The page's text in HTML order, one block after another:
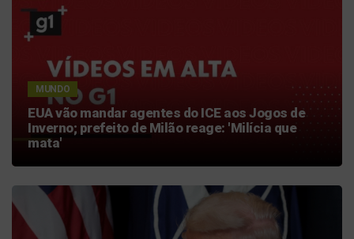
MUNDO
EUA vão mandar agentes do ICE aos Jogos de
Inverno; prefeito de Milão reage: 'Milícia que
mata'